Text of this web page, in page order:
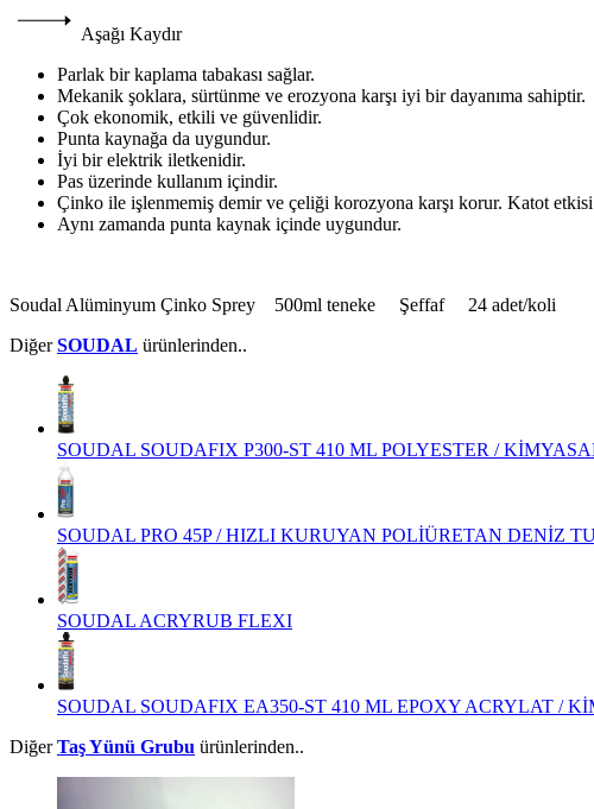
Aşağı Kaydır
Parlak bir kaplama tabakası sağlar.
Mekanik şoklara, sürtünme ve erozyona karşı iyi bir dayanıma sahiptir.
Çok ekonomik, etkili ve güvenlidir.
Punta kaynağa da uygundur.
İyi bir elektrik iletkenidir.
Pas üzerinde kullanım içindir.
Çinko ile işlenmemiş demir ve çeliği korozyona karşı korur. Katot
Aynı zamanda punta kaynak içinde uygundur.
Soudal Alüminyum Çinko Sprey 500ml teneke Şeffaf 24 adet/koli
DiğerSOUDAL ürünlerinden..
SOUDAL SOUDAFIX P300-ST 410 ML POLYESTER /
SOUDAL PRO 45P / HIZLI KURUYAN POLİÜRETAN DENİZ
SOUDAL ACRYRUB FLEXI
SOUDAL SOUDAFIX EA350-ST 410 ML EPOXY ACRYLAT /
DiğerTaş Yünü Grubu ürünlerinden..